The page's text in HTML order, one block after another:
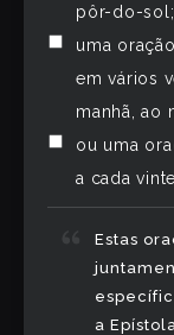
pôr-do-sol;
uma
em vários
manhã, ao
ou uma
a cada
Estas
a